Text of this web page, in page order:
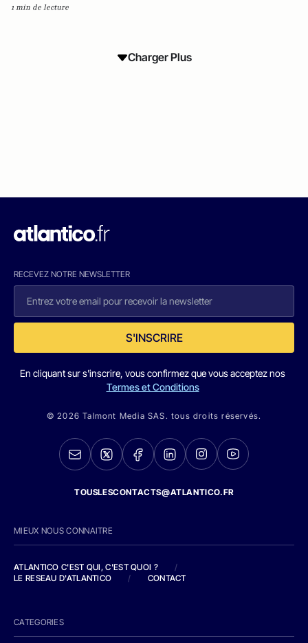
1 min de lecture
Charger Plus
RECEVEZ NOTRE NEWSLETTER
S'INSCRIRE
En cliquant sur s'inscrire, vous confirmez que vous acceptez nos
Termes et Conditions
© 2026 Talmont Media SAS. tous droits réservés.
TOUSLESCONTACTS@ATLANTICO.FR
MIEUX NOUS CONNAITRE
ATLANTICO C'EST QUI, C'EST QUOI ?
/
LE RESEAU D'ATLANTICO
/ CONTACT
CATEGORIES